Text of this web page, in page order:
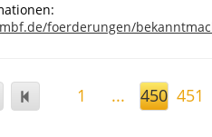
foerderungen/
1 ... 450 451